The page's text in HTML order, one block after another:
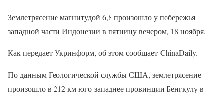
Землетрясение магнитудой 6,8 произошло у побережья
западной части Индонезии в пятницу вечером, 18 ноября.
Как передает Укринформ, об этом сообщает ChinaDaily.
По данным Геологической службы США, землетрясение
произошло в 212 км юго-западнее провинции Бенгкулу в